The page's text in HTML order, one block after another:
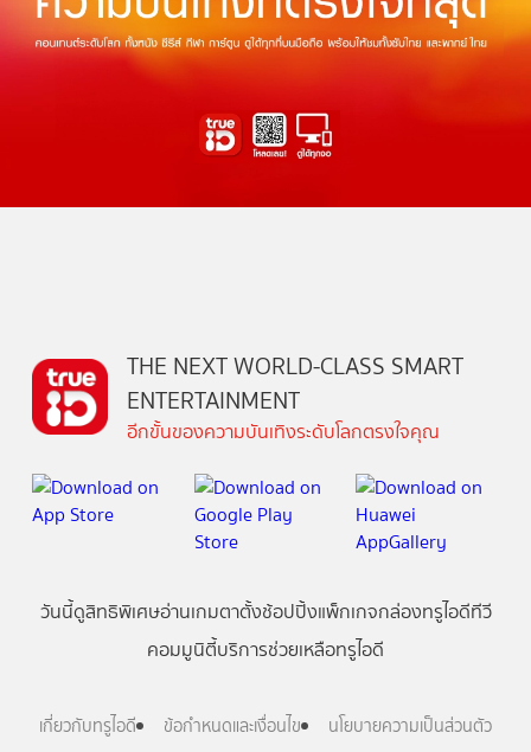
THE NEXT WORLD-CLASS SMART
ENTERTAINMENT
อีกขั้นของความบันเทิงระดับโลกตรงใจคุณ
วันนี้ดูสิทธิพิเศษอ่านเกมตาตั้งช้อปปิ้งแพ็กเกจกล่องทรูไอดีทีวี
คอมมูนิตี้บริการช่วยเหลือทรูไอดี
เกี่ยวกับทรูไอดี ข้อกำหนดและเงื่อนไข
นโยบายความเป็นส่วนตัว